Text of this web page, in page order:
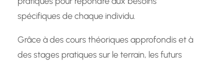
spécifiques de chaque individu.
Grâce à des cours théoriques approfondis et à
des stages pratiques sur le terrain, les futurs